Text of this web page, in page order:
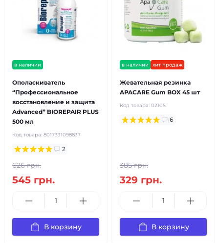
в наличии
Ополаскиватель
“Профессиональное
восстановление и защита
Advanced” BIOREPAIR PLUS
500 мл
Код товара: 8017331098837
2
626 грн.
545 грн.
В корзину
в наличии хит продаж
Жевательная резинка
APACARE Gum BOX 45 шт
Код товара: 02105
6
385 грн.
329 грн.
В корзину